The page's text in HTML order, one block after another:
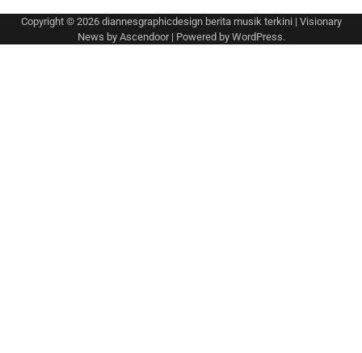
Copyright © 2026 diannesgraphicdesign berita musik terkini| Visionary
News by Ascendoor| Powered by WordPress.